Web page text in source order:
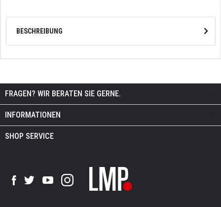
BESCHREIBUNG
FRAGEN? WIR BERATEN SIE GERNE.
INFORMATIONEN
SHOP SERVICE